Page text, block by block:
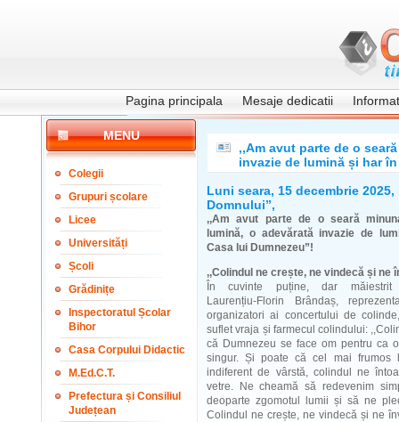
Pagina principala Mesaje dedicatii
MENU
Colegii
Grupuri școlare
Licee
Universități
Școli
Grădinițe
Inspectoratul Școlar
Bihor
Casa Corpului Didactic
M.Ed.C.T.
Prefectura și Consiliul
Județean
,,Am avut parte de o
invazie de lumină și har
Luni seara, 15 decembrie
Domnului”,
,,Am avut parte de o seară
lumină, o adevărată invazie de
Casa lui Dumnezeu”!
,,Colindul ne crește, ne vindecă și ne
În cuvinte puține, dar măiestrit
Laurențiu-Florin Brândaș,
organizatori ai concertului de
suflet vraja și farmecul colindului:
că Dumnezeu se face om pentru ca
singur. Și poate că cel mai frumos
indiferent de vârstă, colindul ne
vetre. Ne cheamă să redevenim
deoparte zgomotul lumii și să ne
Colindul ne crește, ne vindecă și ne